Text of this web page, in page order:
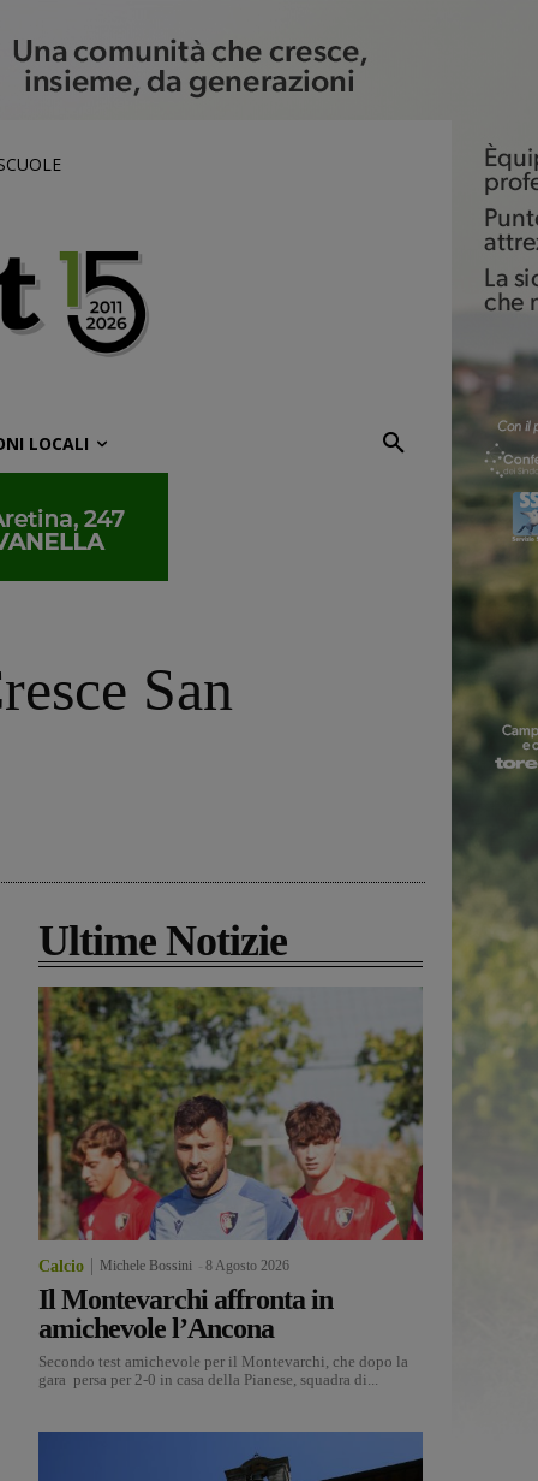
LOCALI
San
Ultime Notizie
Calcio Michele Bossini 8 Agosto 2026
Il Montevarchi affronta in
amichevole l’Ancona
Secondo test amichevole per il Montevarchi, che dopo la
gara persa per 2-0 in casa della Pianese, squadra di...